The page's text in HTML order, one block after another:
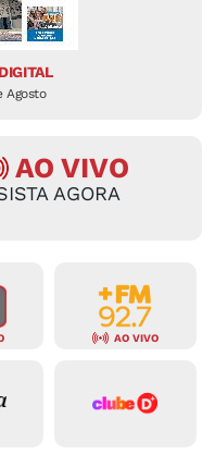
Agosto
AO VIVO
AGORA
AO VIVO